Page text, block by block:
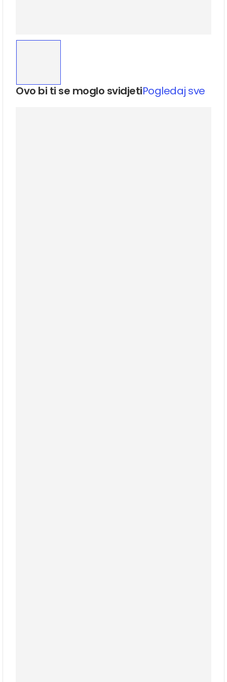
Ovo bi ti se moglo svidjetiPogledaj sve